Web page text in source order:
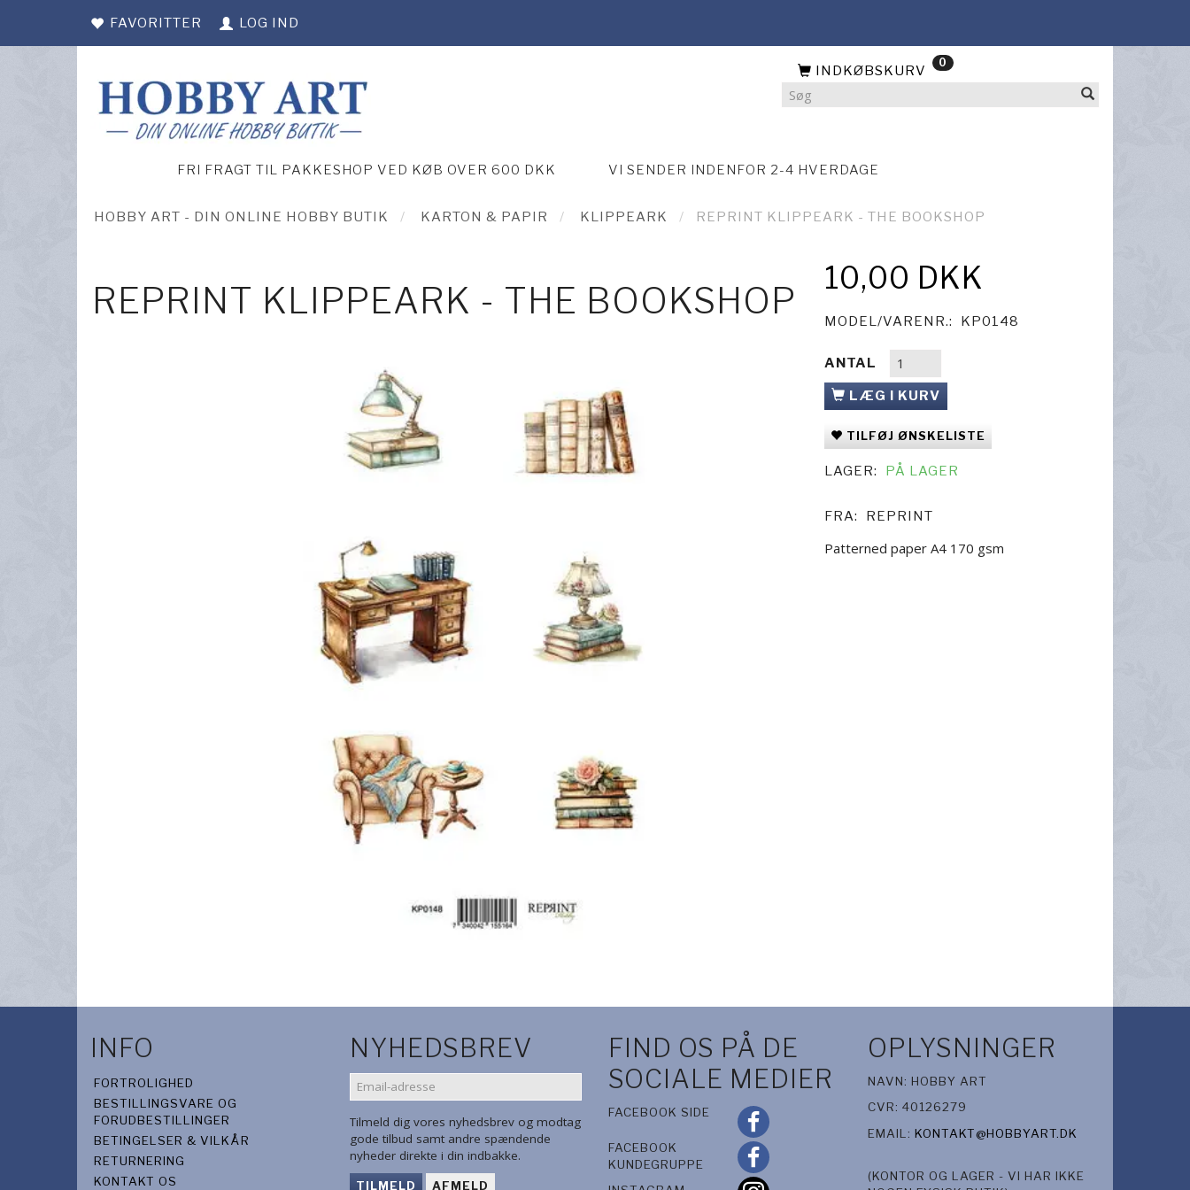
FAVORITTER LOG IND
INDKØBSKURV 0
FRI FRAGT TIL PAKKESHOP VED KØB OVER 600 DKK VI SENDER INDENFOR 2-4 HVERDAGE
HOBBY ART - DIN ONLINE HOBBY BUTIK KARTON & PAPIR KLIPPEARK REPRINT KLIPPEARK - THE BOOKSHOP
REPRINT KLIPPEARK - THE BOOKSHOP
10,00 DKK
MODEL/VARENR.: KP0148
ANTAL
LÆG I KURV
TILFØJ ØNSKELISTE
LAGER: PÅ LAGER
FRA: REPRINT
Patterned paper A4 170 gsm
INFO
FORTROLIGHED
BESTILLINGSVARE OG
FORUDBESTILLINGER
BETINGELSER & VILKÅR
RETURNERING
KONTAKT OS
NYHEDSBREV
EMAIL-
ADRESSE
Tilmeld dig vores nyhedsbrev og modtag
gode tilbud samt andre spændende
nyheder direkte i din indbakke.
TILMELD AFMELD
FIND OS PÅ DE
SOCIALE MEDIER
FACEBOOK SIDE
FACEBOOK
KUNDEGRUPPE
OPLYSNINGER
NAVN: HOBBY ART
CVR: 40126279
EMAIL: KONTAKT@HOBBYART.DK
(KONTOR OG LAGER - VI HAR IKKE